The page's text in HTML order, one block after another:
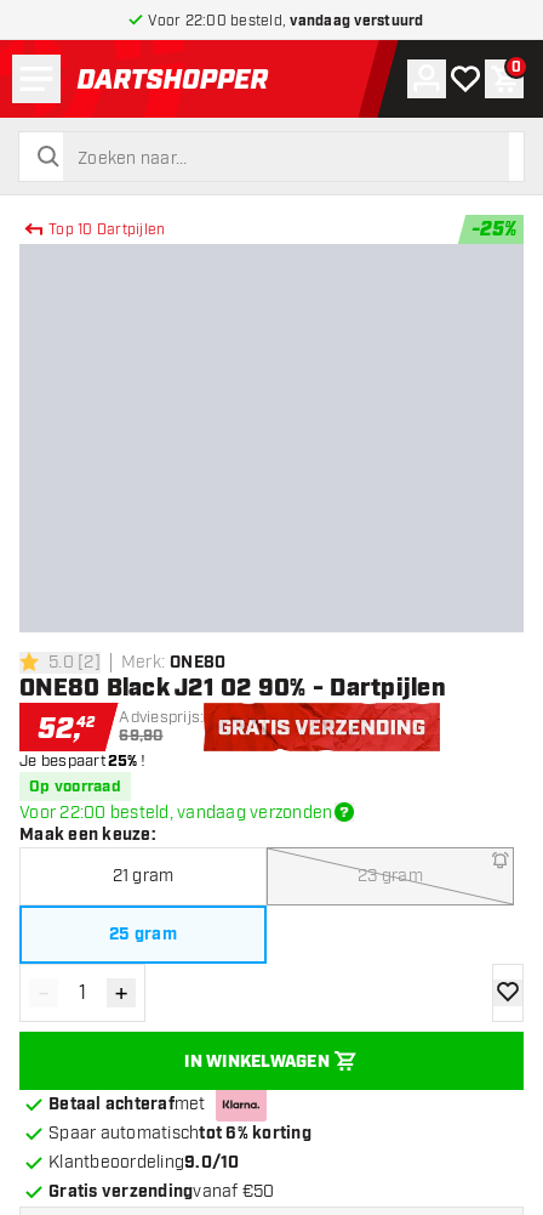
Voor 22:00 besteld,vandaag verstuurd
terug naar home pagina
zoeken
zoeken
Account
Mijn 0
Top 10 Dartpijlen -25%
5 score sterren
5.0 [2] Merk: ONE80
ONE80 Black J21 02 90% - Dartpijlen
52,42 Adviesprijs:
69,90
Je bespaart25% !
Op voorraad
Voor 22:00 besteld, vandaag verzonden
Maak een keuze:
21 gram 23 gram
25 gram
Verminder hoeveelheid
- Verhoog hoeveelheid
+
IN WINKELWAGEN
Betaal achterafmet
Spaar automatischtot 6% korting
Klantbeoordeling9.0/10
Gratis verzendingvanaf €50